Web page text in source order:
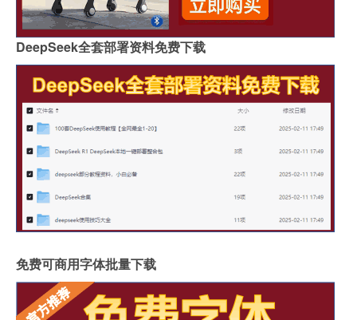
DeepSeek全套部署资料免费下载
免费可商用字体批量下载